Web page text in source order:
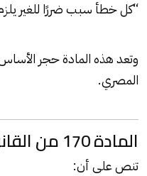
“كل خطأ سبب ضررًا للغير
وتعد هذه المادة حجر الأساس
المصري.
المادة 170 من القانون المدني
تنص على أن: